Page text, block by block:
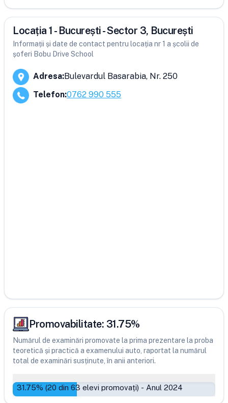
Locația 1 - București - Sector 3, București
Informații și date de contact pentru locația nr 1 a școlii de
șoferi Bobu Drive School
Adresa:Bulevardul Basarabia, Nr. 250
Telefon:0762 990 555
Promovabilitate: 31.75%
Numărul de examinări promovate la prima prezentare la proba
teoretică și practică a examenului auto, raportat la numărul
total de examinări susținute, în anii anteriori.
31.75% (20 din 63 elevi promovați) - Anul 2024